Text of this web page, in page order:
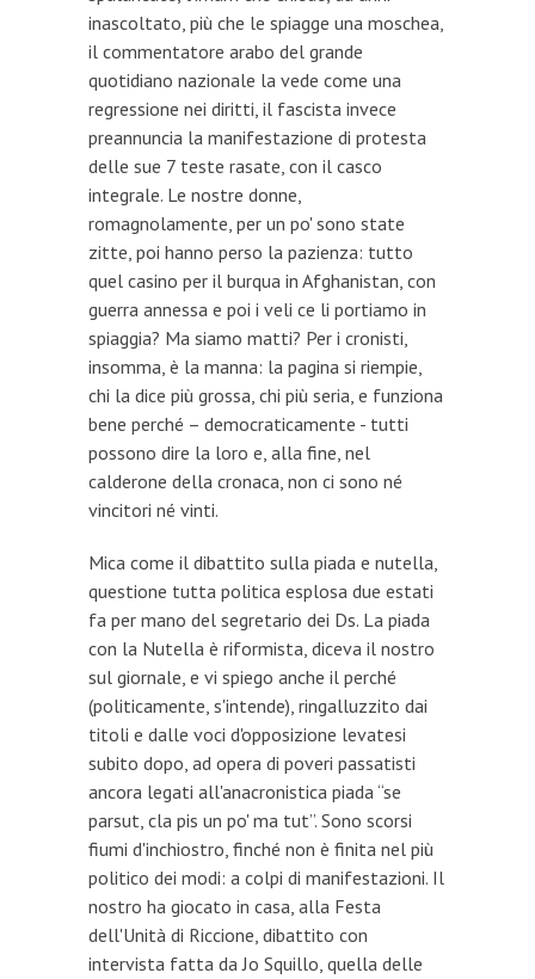
inascoltato, più che le spiagge una moschea,
il commentatore arabo del grande
quotidiano nazionale la vede come una
regressione nei diritti, il fascista invece
preannuncia la manifestazione di protesta
delle sue 7 teste rasate, con il casco
integrale. Le nostre donne,
romagnolamente, per un po' sono state
zitte, poi hanno perso la pazienza: tutto
quel casino per il burqua in Afghanistan, con
guerra annessa e poi i veli ce li portiamo in
spiaggia? Ma siamo matti? Per i cronisti,
insomma, è la manna: la pagina si riempie,
chi la dice più grossa, chi più seria, e funziona
bene perché – democraticamente - tutti
possono dire la loro e, alla fine, nel
calderone della cronaca, non ci sono né
vincitori né vinti.
Mica come il dibattito sulla piada e nutella,
questione tutta politica esplosa due estati
fa per mano del segretario dei Ds. La piada
con la Nutella è riformista, diceva il nostro
sul giornale, e vi spiego anche il perché
(politicamente, s'intende), ringalluzzito dai
titoli e dalle voci d'opposizione levatesi
subito dopo, ad opera di poveri passatisti
ancora legati all'anacronistica piada “se
parsut, cla pis un po' ma tut”. Sono scorsi
fiumi d'inchiostro, finché non è finita nel più
politico dei modi: a colpi di manifestazioni. Il
nostro ha giocato in casa, alla Festa
dell'Unità di Riccione, dibattito con
intervista fatta da Jo Squillo, quella delle